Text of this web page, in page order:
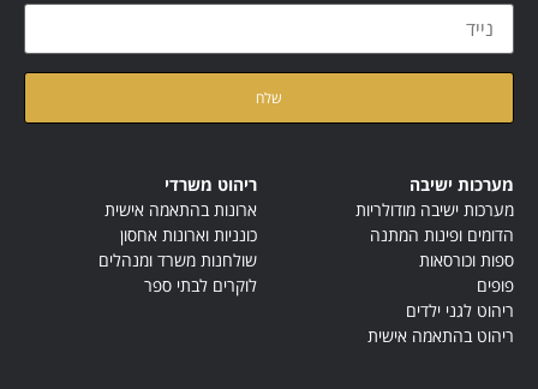
מערכות ישיבה
מערכות ישיבה מודולריות
הדומים ופינות המתנה
ספות וכורסאות
פופים
ריהוט לגני ילדים
ריהוט בהתאמה אישית
ריהוט משרדי
ארונות בהתאמה אישית
כונניות וארונות אחסון
שולחנות משרד ומנהלים
לוקרים לבתי ספר